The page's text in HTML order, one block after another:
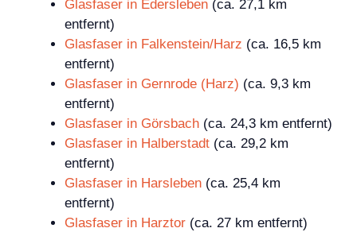
Glasfaser in Edersleben (ca. 27,1 km
entfernt)
Glasfaser in Falkenstein/Harz (ca. 16,5 km
entfernt)
Glasfaser in Gernrode (Harz) (ca. 9,3 km
entfernt)
Glasfaser in Görsbach (ca. 24,3 km entfernt)
Glasfaser in Halberstadt (ca. 29,2 km
entfernt)
Glasfaser in Harsleben (ca. 25,4 km
entfernt)
Glasfaser in Harztor (ca. 27 km entfernt)